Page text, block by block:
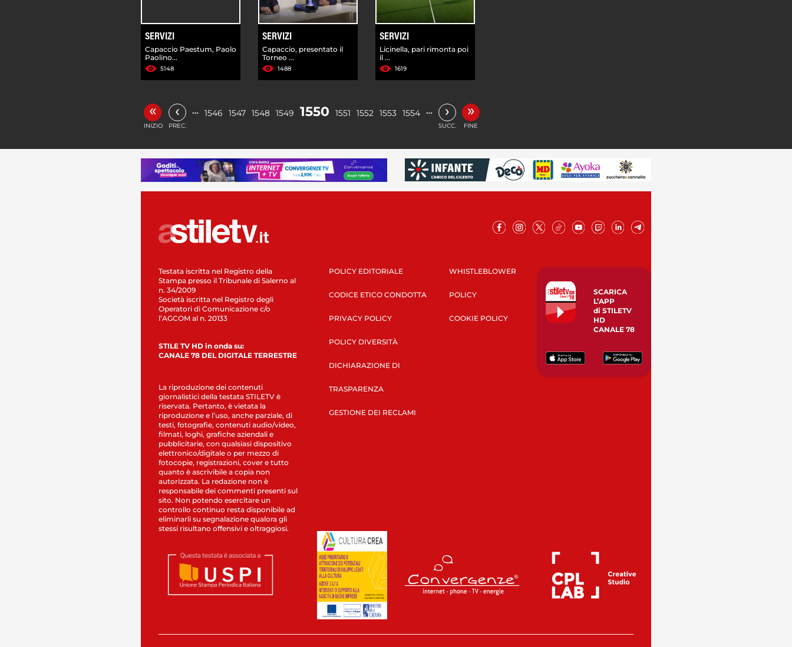
SERVIZI
Capaccio Paestum, Paolo
Paolino...
5148
SERVIZI
Capaccio, presentato il
Torneo ...
1488
SERVIZI
Licinella, pari rimonta poi
il ...
1619
«
INIZIO
‹
PREC.
… 1546 1547 1548 1549 1550 1551 1552 1553 1554 … ›
SUCC.
»
FINE
Testata iscritta nel Registro della
Stampa presso il Tribunale di Salerno al
n. 34/2009
Società iscritta nel Registro degli
Operatori di Comunicazione c/o
l’AGCOM al n. 20133
STILE TV HD in onda su:
CANALE 78 DEL DIGITALE TERRESTRE
La riproduzione dei contenuti
giornalistici della testata STILETV è
riservata. Pertanto, è vietata la
riproduzione e l’uso, anche parziale, di
testi, fotografie, contenuti audio/video,
filmati, loghi, grafiche aziendali e
pubblicitarie, con qualsiasi dispositivo
elettronico/digitale o per mezzo di
fotocopie, registrazioni, cover e tutto
quanto è ascrivibile a copia non
autorizzata. La redazione non è
responsabile dei commenti presenti sul
sito. Non potendo esercitare un
controllo continuo resta disponibile ad
eliminarli su segnalazione qualora gli
stessi risultano offensivi e oltraggiosi.
POLICY EDITORIALE
CODICE ETICO CONDOTTA
PRIVACY POLICY
POLICY DIVERSITÀ
DICHIARAZIONE DI
TRASPARENZA
GESTIONE DEI RECLAMI
WHISTLEBLOWER
POLICY
COOKIE POLICY
SCARICA
L’APP
di STILETV
HD
CANALE 78